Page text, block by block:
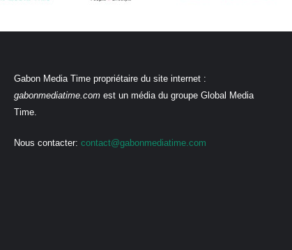
Gabon Media Time propriétaire du site internet :
gabonmediatime.comest un média du groupe Global Media
Time.
Nous contacter: contact@gabonmediatime.com